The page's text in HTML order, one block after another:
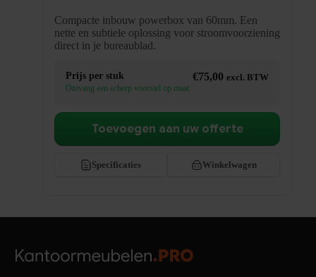
Compacte inbouw powerbox van 60mm. Een
nette en subtiele oplossing voor stroomvoorziening
direct in je bureaublad.
Prijs per stuk €75,00 excl. BTW
Ontvang een scherp voorstel op maat
Specificaties Winkelwagen
Toevoegen aan uw offerte